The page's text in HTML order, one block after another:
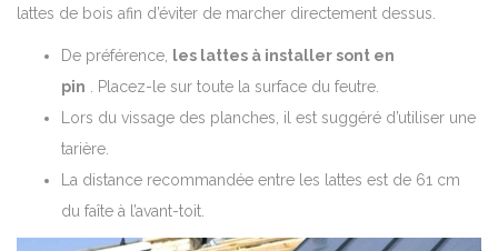
lattes de bois afin d’éviter de marcher directement dessus.
De préférence,
les lattes à installer sont en
pin . Placez-le sur toute la surface du feutre.
Lors du vissage des planches, il est suggéré d’utiliser une
tarière.
La distance recommandée entre les lattes est de 61 cm
du faîte à l’avant-toit.